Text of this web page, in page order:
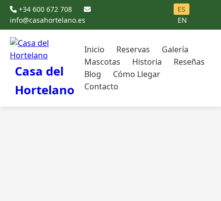
+34 600 672 708
info@casahortelano.es
ES
EN
Casa del
Hortelano
Inicio Reservas
Galería
Mascotas
Historia
Reseñas
Blog
Cómo Llegar
Contacto